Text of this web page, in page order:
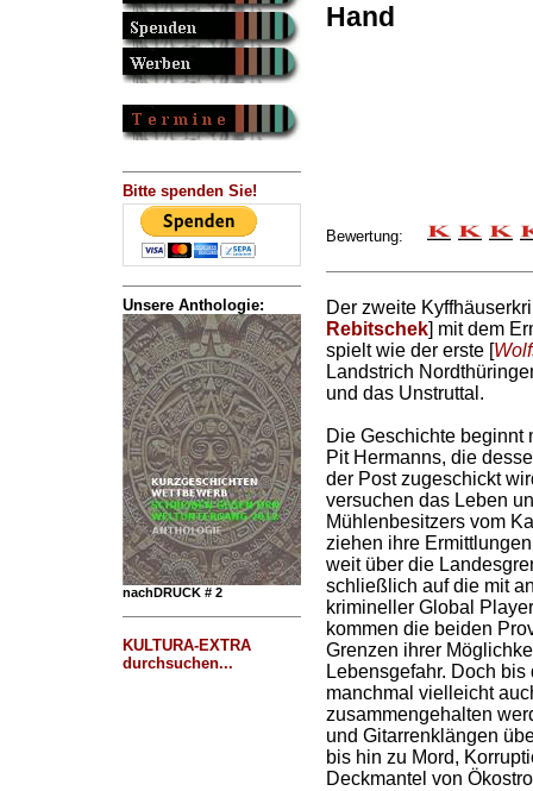
Bitte spenden Sie!
Unsere Anthologie:
nachDRUCK # 2
KULTURA-EXTRA
durchsuchen...
Hand
Bewertung:
Der zweite
Rebitschek] mit dem
spielt wie der erste [
Landstrich
und das Unstruttal.
Die Geschichte beginnt
Pit Hermanns, die
der Post zugeschickt
versuchen das Leben
Mühlenbesitzers vom
ziehen ihre
weit über die
schließlich auf die mit
krimineller Global
kommen die beiden
Grenzen ihrer
Lebensgefahr. Doch
manchmal vielleicht
zusammengehalten
und Gitarrenklängen
bis hin zu Mord,
Deckmantel von